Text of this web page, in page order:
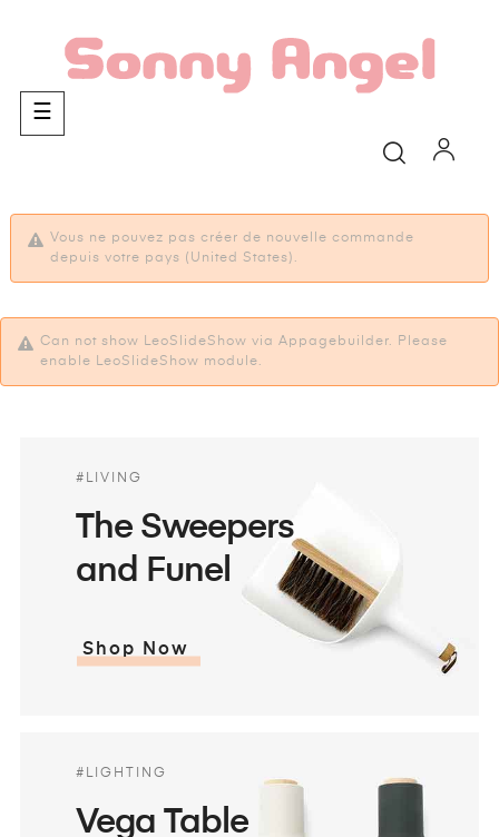
Basculer
la
☰
Vous ne pouvez pas créer de nouvelle commande
depuis votre pays (United States).
Can not show LeoSlideShow via Appagebuilder. Please
enable LeoSlideShow module.
#LIVING
The Sweepers
and Funel
Shop Now
#LIGHTING
Vega Table